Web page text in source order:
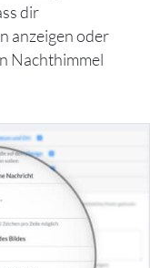
dir
anzeigen oder
Nachthimmel